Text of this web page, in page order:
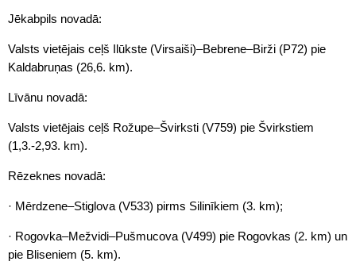
Jēkabpils novadā:
Valsts vietējais ceļš Ilūkste (Virsaiši)–Bebrene–Birži (P72) pie
Kaldabruņas (26,6. km).
Līvānu novadā:
Valsts vietējais ceļš Rožupe–Švirksti (V759) pie Švirkstiem
(1,3.-2,93. km).
Rēzeknes novadā:
· Mērdzene–Stiglova (V533) pirms Silinīkiem (3. km);
· Rogovka–Mežvidi–Pušmucova (V499) pie Rogovkas (2. km) un
pie Bliseniem (5. km).